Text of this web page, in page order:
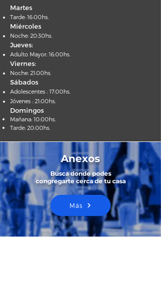
Martes
Tarde: 16:00hs.
Miércoles
Noche: 20:30hs.
Jueves:
Adulto Mayor: 16:00hs.
Viernes:
Noche: 21:00hs.
Sábados
Adolescentes : 17:00hs.
Jóvenes : 21:00hs.
Domingos
Mañana: 10:00hs.
Tarde: 20:00hs.
Anexos
Busca donde podes
congregarte cerca de tu casa
Más